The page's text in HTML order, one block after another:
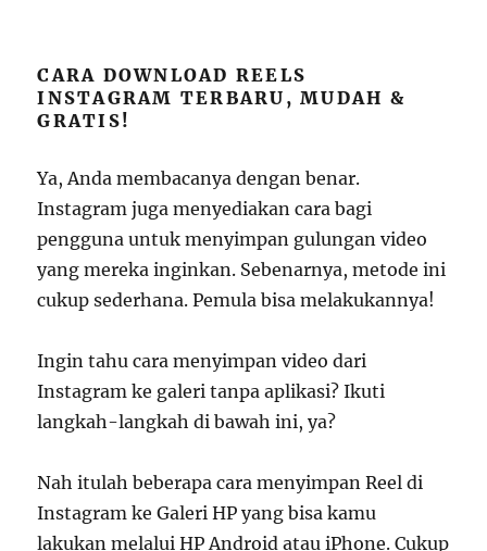
CARA DOWNLOAD REELS
INSTAGRAM TERBARU, MUDAH &
GRATIS!
Ya, Anda membacanya dengan benar.
Instagram juga menyediakan cara bagi
pengguna untuk menyimpan gulungan video
yang mereka inginkan. Sebenarnya, metode ini
cukup sederhana. Pemula bisa melakukannya!
Ingin tahu cara menyimpan video dari
Instagram ke galeri tanpa aplikasi? Ikuti
langkah-langkah di bawah ini, ya?
Nah itulah beberapa cara menyimpan Reel di
Instagram ke Galeri HP yang bisa kamu
lakukan melalui HP Android atau iPhone. Cukup